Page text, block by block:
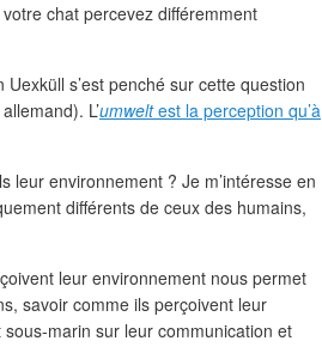
chat percevez différemment
s’est penché sur cette question
L’umweltest la perception qu’à
leur environnement ? Je m’intéresse en
différents de ceux des humains,
leur environnement nous permet
savoir comme ils perçoivent leur
marin sur leur communication et